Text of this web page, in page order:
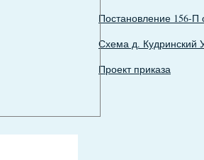
Постановление 156-П
Схема д. Кудринский
Проект приказа